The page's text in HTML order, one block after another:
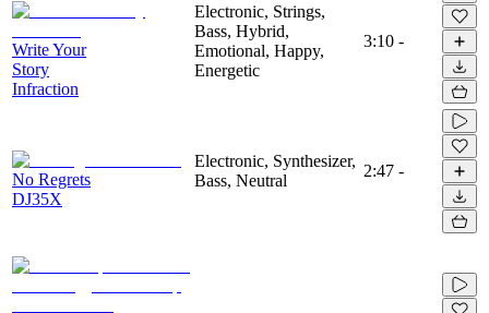
Write Your
Story
Infraction
Electronic, Strings,
Bass, Hybrid,
Emotional, Happy,
Energetic
3:10 -
No Regrets
DJ35X
Electronic, Synthesizer,
Bass, Neutral
2:47 -